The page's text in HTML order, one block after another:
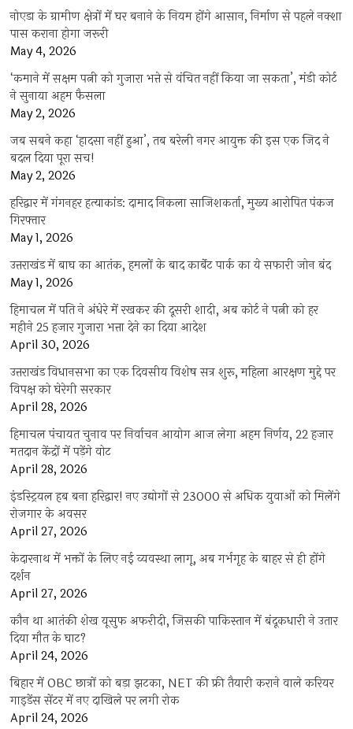
नोएडा के ग्रामीण क्षेत्रों में घर बनाने के नियम होंगे आसान, निर्माण से पहले नक्शा
पास कराना होगा जरूरी
May 4, 2026
‘कमाने में सक्षम पत्नी को गुजारा भत्ते से वंचित नहीं किया जा सकता’, मंडी कोर्ट
ने सुनाया अहम फैसला
May 2, 2026
जब सबने कहा ‘हादसा नहीं हुआ’, तब बरेली नगर आयुक्त की इस एक जिद ने
बदल दिया पूरा सच!
May 2, 2026
हरिद्वार में गंगनहर हत्याकांड: दामाद निकला साजिशकर्ता, मुख्य आरोपित पंकज
गिरफ्तार
May 1, 2026
उत्तराखंड में बाघ का आतंक, हमलों के बाद कार्बेट पार्क का ये सफारी जोन बंद
May 1, 2026
हिमाचल में पति ने अंधेरे में रखकर की दूसरी शादी, अब कोर्ट ने पत्नी को हर
महीने 25 हजार गुजारा भत्ता देने का दिया आदेश
April 30, 2026
उत्तराखंड विधानसभा का एक दिवसीय विशेष सत्र शुरू, महिला आरक्षण मुद्दे पर
विपक्ष को घेरेगी सरकार
April 28, 2026
हिमाचल पंचायत चुनाव पर निर्वाचन आयोग आज लेगा अहम निर्णय, 22 हजार
मतदान केंद्रों में पड़ेंगे वोट
April 28, 2026
इंडस्ट्रियल हब बना हरिद्वार! नए उद्योगों से 23000 से अधिक युवाओं को मिलेंगे
रोजगार के अवसर
April 27, 2026
केदारनाथ में भक्तों के लिए नई व्यवस्था लागू, अब गर्भगृह के बाहर से ही होंगे
दर्शन
April 27, 2026
कौन था आतंकी शेख यूसुफ अफरीदी, जिसकी पाकिस्तान में बंदूकधारी ने उतार
दिया मौत के घाट?
April 24, 2026
बिहार में OBC छात्रों को बड़ा झटका, NET की फ्री तैयारी कराने वाले करियर
गाइडेंस सेंटर में नए दाखिले पर लगी रोक
April 24, 2026